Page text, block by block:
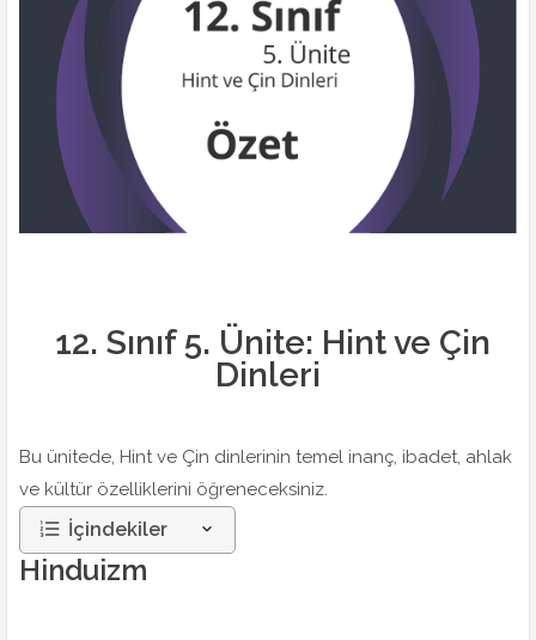
12. Sınıf 5. Ünite: Hint ve Çin
Dinleri
Bu ünitede, Hint ve Çin dinlerinin temel inanç, ibadet, ahlak
ve kültür özelliklerini öğreneceksiniz.
İçindekiler
Hinduizm